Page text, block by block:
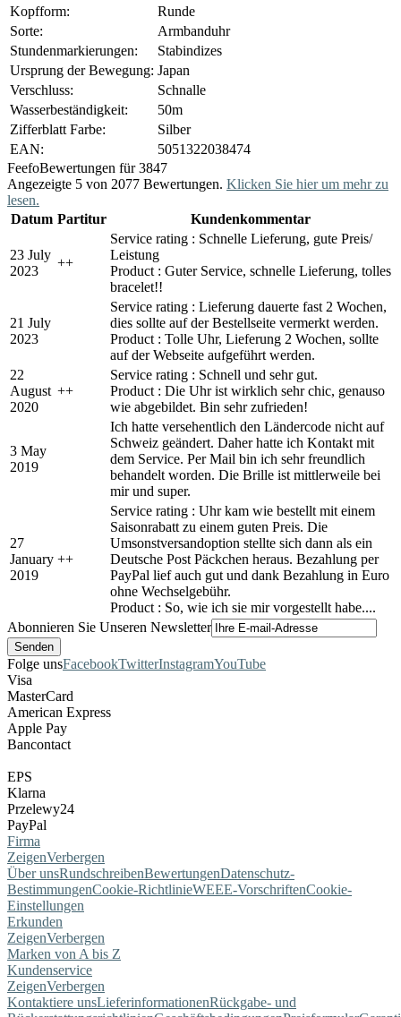
Kopfform:
Runde
Sorte:
Armbanduhr
Stundenmarkierungen:
Stabindizes
Ursprung der Bewegung: Japan
Verschluss:
Schnalle
Wasserbeständigkeit:
50m
Zifferblatt Farbe:
Silber
EAN:
5051322038474
FeefoBewertungen für 3847
Angezeigte 5 von 2077 Bewertungen. Klicken Sie hier um mehr zu
lesen.
Datum Partitur Kundenkommentar
23 July
2023
++
Service rating : Schnelle Lieferung, gute Preis/
Leistung
Product : Guter Service, schnelle Lieferung, tolles
bracelet!!
21 July
2023
Service rating : Lieferung dauerte fast 2 Wochen,
dies sollte auf der Bestellseite vermerkt werden.
Product : Tolle Uhr, Lieferung 2 Wochen, sollte
auf der Webseite aufgeführt werden.
22
August
2020
++
Service rating : Schnell und sehr gut.
Product : Die Uhr ist wirklich sehr chic, genauso
wie abgebildet. Bin sehr zufrieden!
3 May
2019
Ich hatte versehentlich den Ländercode nicht auf
Schweiz geändert. Daher hatte ich Kontakt mit
dem Service. Per Mail bin ich sehr freundlich
behandelt worden. Die Brille ist mittlerweile bei
mir und super.
27
January
2019
++
Service rating : Uhr kam wie bestellt mit einem
Saisonrabatt zu einem guten Preis. Die
Umsonstversandoption stellte sich dann als ein
Deutsche Post Päckchen heraus. Bezahlung per
PayPal lief auch gut und dank Bezahlung in Euro
ohne Wechselgebühr.
Product : So, wie ich sie mir vorgestellt habe....
Abonnieren Sie Unseren Newsletter
Folge unsFacebookTwitterInstagramYouTube
Visa
MasterCard
American Express
Apple Pay
Bancontact
EPS
Klarna
Przelewy24
PayPal
Firma
ZeigenVerbergen
Über unsRundschreibenBewertungenDatenschutz-
BestimmungenCookie-RichtlinieWEEE-VorschriftenCookie-
Einstellungen
Erkunden
ZeigenVerbergen
Marken von A bis Z
Kundenservice
ZeigenVerbergen
Kontaktiere unsLieferinformationenRückgabe- und